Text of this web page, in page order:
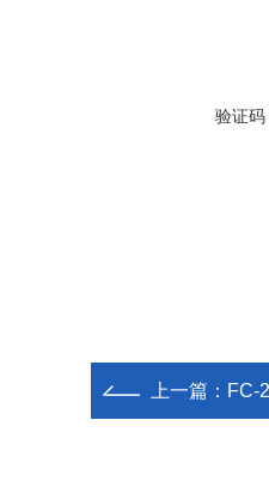
验证码
上一篇： FC-